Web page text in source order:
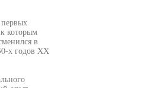
которым
в
х годов XX